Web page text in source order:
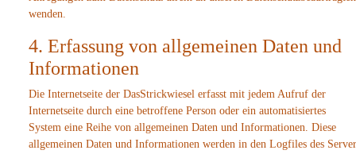
wenden.
4. Erfassung von allgemeinen Daten und
Informationen
Die Internetseite der DasStrickwiesel erfasst mit jedem Aufruf der
Internetseite durch eine betroffene Person oder ein automatisiertes
System eine Reihe von allgemeinen Daten und Informationen. Diese
allgemeinen Daten und Informationen werden in den Logfiles des